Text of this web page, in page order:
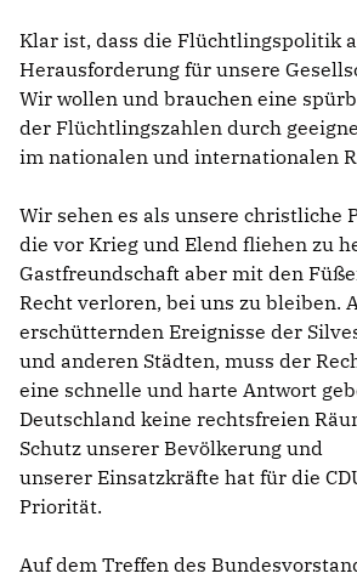
Klar ist, dass die Flüchtlingspolitik
Herausforderung für unsere
Wir wollen und brauchen eine
der Flüchtlingszahlen durch
im nationalen und internationalen
Wir sehen es als unsere christliche
die vor Krieg und Elend fliehen zu
Gastfreundschaft aber mit den
Recht verloren, bei uns zu bleiben.
erschütternden Ereignisse der
und anderen Städten, muss der
eine schnelle und harte Antwort
Deutschland keine rechtsfreien
Schutz unserer Bevölkerung und
unserer Einsatzkräfte hat für die
Priorität.
Auf dem Treffen des